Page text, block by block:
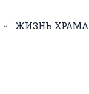
ЖИЗНЬ ХРАМА